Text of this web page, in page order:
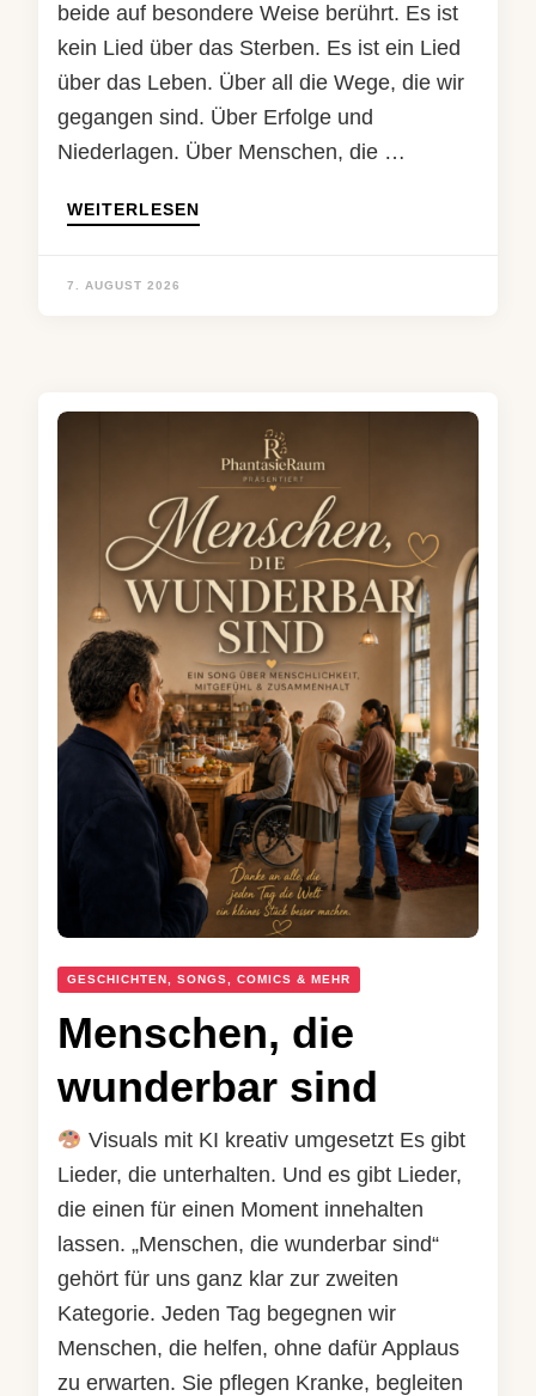
beide auf besondere Weise berührt. Es ist
kein Lied über das Sterben. Es ist ein Lied
über das Leben. Über all die Wege, die wir
gegangen sind. Über Erfolge und
Niederlagen. Über Menschen, die …
WEITERLESEN
7. AUGUST 2026
GESCHICHTEN, SONGS, COMICS & MEHR
Menschen, die
wunderbar sind
Visuals mit KI kreativ umgesetzt Es gibt
Lieder, die unterhalten. Und es gibt Lieder,
die einen für einen Moment innehalten
lassen. „Menschen, die wunderbar sind“
gehört für uns ganz klar zur zweiten
Kategorie. Jeden Tag begegnen wir
Menschen, die helfen, ohne dafür Applaus
zu erwarten. Sie pflegen Kranke, begleiten